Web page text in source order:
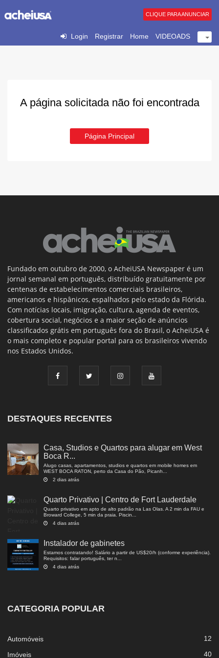
Login Registrar Home VIDEOADS
CLIQUE PARA ANUNCIAR
A página solicitada não foi encontrada
Página Principal
Fundado em outubro de 2000, o AcheiUSA Newspaper é um
jornal semanal em português, distribuído gratuitamente por
centenas de estabelecimentos comerciais brasileiros,
americanos e hispânicos, espalhados pelo estado da Flórida.
Com notícias locais, imigração, cultura, agenda de eventos,
cobertura social, negócios e a maior seção de anúncios
classificados grátis em português fora do Brasil, o AcheiUSA é
o mais completo e popular portal para os brasileiros vivendo
nos Estados Unidos.
DESTAQUES RECENTES
Casa, Studios e Quartos para alugar em West
Boca R...
Alugo casas, apartamentos, studios e quartos em mobile homes em
WEST BOCA RATON, perto da Casa do Pão, Picanh...
2 dias atrás
Quarto Privativo | Centro de Fort Lauderdale
Quarto privativo em apto de alto padrão na Las Olas. A 2 min da FAU e
Broward College, 5 min da praia. Piscin...
4 dias atrás
Instalador de gabinetes
Estamos contratando! Salário a partir de US$20/h (conforme experiência).
Requisitos: falar português, ter n...
4 dias atrás
CATEGORIA POPULAR
Automóveis 12
Imóveis 40